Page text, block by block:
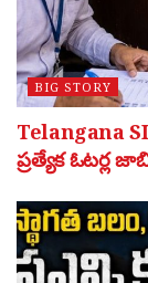
BIG STORY
Telangana
ప్రత్యేక ఓటర్ల